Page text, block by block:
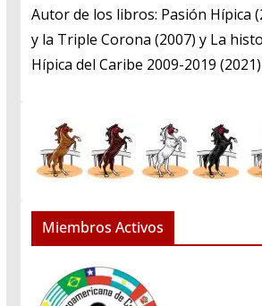
​Autor de los libros: Pasión Hípica
y la Triple Corona (2007) y La
Hípica del Caribe 2009-2019 (2021)
Miembros Activos